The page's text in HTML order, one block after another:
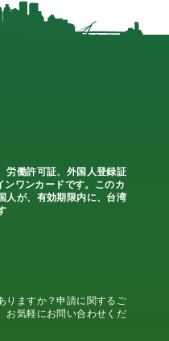
労働許可証、外国人登録証
ワンカードです。このカ
人が、有効期限内に、台湾
りますか？申請に関するご
お気軽にお問い合わせくだ